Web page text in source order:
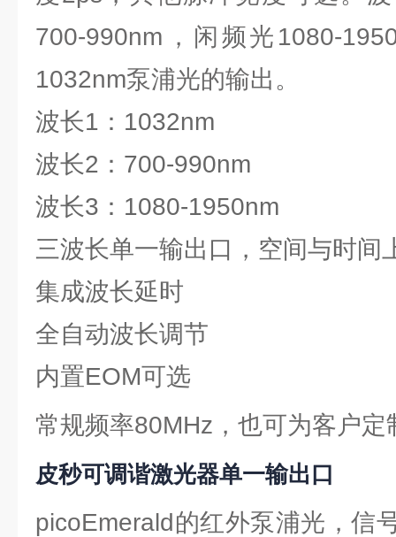
700-990nm，闲频光1080-
1032nm泵浦光的输出。
波长1：1032nm
波长2：700-990nm
波长3：1080-1950nm
三波长单一输出口，空间与时间
集成波长延时
全自动波长调节
内置EOM可选
常规频率80MHz，也可为客户
皮秒可调谐激光器单一输出口
picoEmerald的红外泵浦光，信